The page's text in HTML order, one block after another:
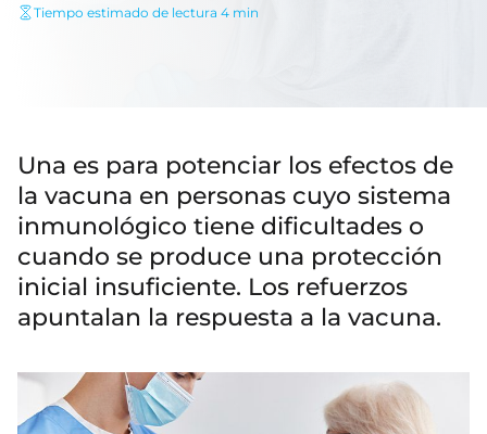
Tiempo estimado de lectura 4 min
Una es para potenciar los efectos de
la vacuna en personas cuyo sistema
inmunológico tiene dificultades o
cuando se produce una protección
inicial insuficiente. Los refuerzos
apuntalan la respuesta a la vacuna.